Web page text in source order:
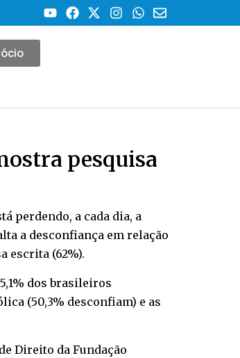
pesquisa
perdendo, a cada dia, a
a desconfiança em relação
escrita (62%).
dos brasileiros
(50,3% desconfiam) e as
Direito da Fundação